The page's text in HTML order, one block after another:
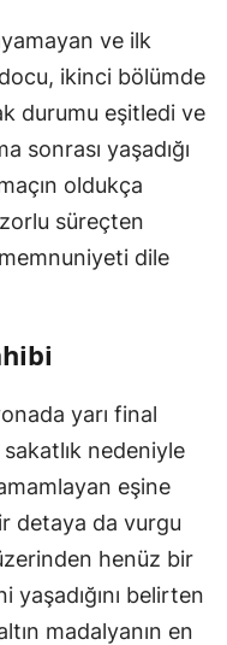
ve ilk
ikinci bölümde
durumu eşitledi ve
sonrası yaşadığı
oldukça
süreçten
memnuniyeti dile
yarı final
sakatlık nedeniyle
eşine
detaya da vurgu
henüz bir
yaşadığını belirten
madalyanın en